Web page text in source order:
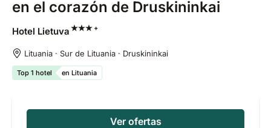
en el corazón de Druskininkai
Hotel Lietuva +
Lituania · Sur de Lituania · Druskininkai
Top 1 hotel en Lituania
Ver ofertas